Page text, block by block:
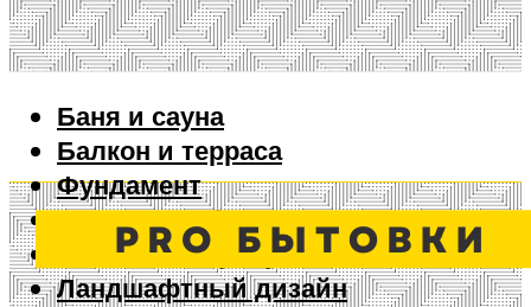
Баня и сауна
Балкон и терраса
Фундамент
Ворота и забор
Дизайн интерьера
Ландшафтный дизайн